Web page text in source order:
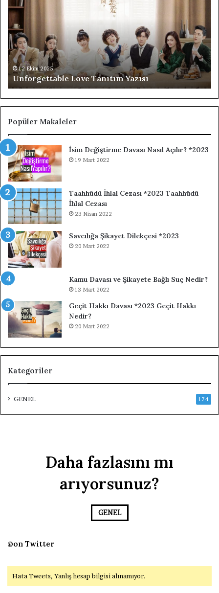
Tanıtım
Yazısı
12 Ekim 2025
Unforgettable Love Tanıtım Yazısı
Popüler Makaleler
İsim Değiştirme Davası Nasıl Açılır? *2023
19 Mart 2022
Taahhüdü İhlal Cezası *2023 Taahhüdü
İhlal Cezası
23 Nisan 2022
Savcılığa Şikayet Dilekçesi *2023
20 Mart 2022
Kamu Davası ve Şikayete Bağlı Suç Nedir?
13 Mart 2022
Geçit Hakkı Davası *2023 Geçit Hakkı
Nedir?
20 Mart 2022
Kategoriler
GENEL 174
Daha fazlasını mı
arıyorsunuz?
GENEL
@on Twitter
Hata Tweets, Yanlış hesap bilgisi alınamıyor.